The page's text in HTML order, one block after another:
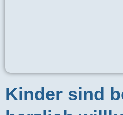
Kinder sind